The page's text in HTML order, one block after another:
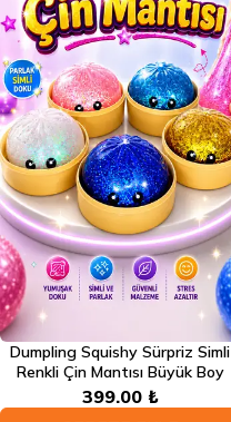
Dumpling Squishy Sürpriz Simli
Renkli Çin Mantısı Büyük Boy
399.00 ₺